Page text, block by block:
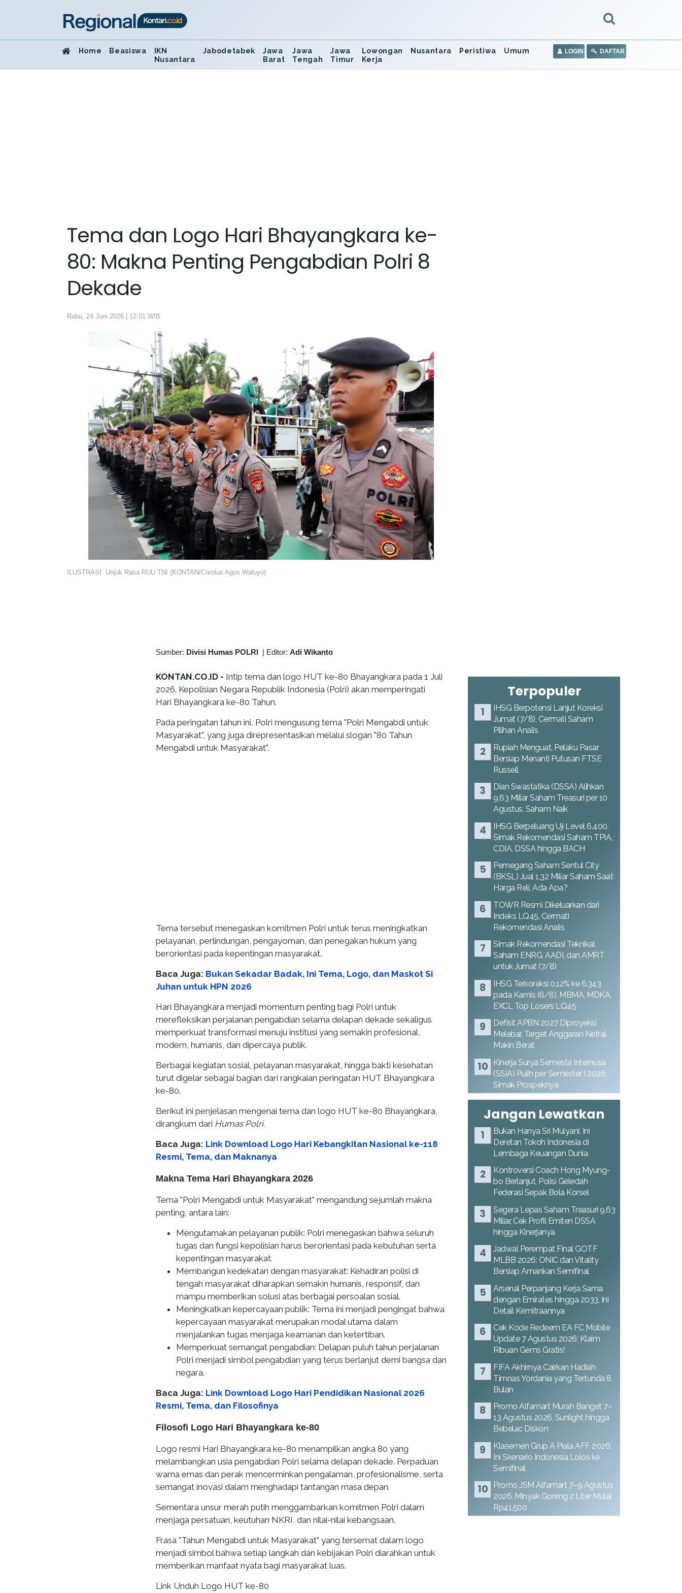
Home Beasiswa
IKN
Nusantara
Jabodetabek
Jawa
Barat
Jawa
Tengah
Jawa
Timur
Lowongan
Kerja
Nusantara Peristiwa Umum LOGIN DAFTAR
Tema dan Logo Hari Bhayangkara ke-
80: Makna Penting Pengabdian Polri 8
Dekade
Rabu, 24 Juni 2026 | 12:01 WIB
ILUSTRASI. Unjuk Rasa RUU TNI (KONTAN/Carolus Agus Waluyo)
Sumber: Divisi Humas POLRI | Editor: Adi Wikanto
KONTAN.CO.ID - Intip tema dan logo HUT ke-80 Bhayangkara pada 1 Juli
2026. Kepolisian Negara Republik Indonesia (Polri) akan memperingati
Hari Bhayangkara ke-80 Tahun.
Pada peringatan tahun ini, Polri mengusung tema "Polri Mengabdi untuk
Masyarakat", yang juga direpresentasikan melalui slogan "80 Tahun
Mengabdi untuk Masyarakat".
Tema tersebut menegaskan komitmen Polri untuk terus meningkatkan
pelayanan, perlindungan, pengayoman, dan penegakan hukum yang
berorientasi pada kepentingan masyarakat.
Baca Juga: Bukan Sekadar Badak, Ini Tema, Logo, dan Maskot Si
Juhan untuk HPN 2026
Hari Bhayangkara menjadi momentum penting bagi Polri untuk
merefleksikan perjalanan pengabdian selama delapan dekade sekaligus
memperkuat transformasi menuju institusi yang semakin profesional,
modern, humanis, dan dipercaya publik.
Berbagai kegiatan sosial, pelayanan masyarakat, hingga bakti kesehatan
turut digelar sebagai bagian dari rangkaian peringatan HUT Bhayangkara
ke-80.
Berikut ini penjelasan mengenai tema dan logo HUT ke-80 Bhayangkara,
dirangkum dari Humas Polri.
Baca Juga: Link Download Logo Hari Kebangkitan Nasional ke-118
Resmi, Tema, dan Maknanya
Makna Tema Hari Bhayangkara 2026
Tema "Polri Mengabdi untuk Masyarakat" mengandung sejumlah makna
penting, antara lain:
Mengutamakan pelayanan publik: Polri menegaskan bahwa seluruh
tugas dan fungsi kepolisian harus berorientasi pada kebutuhan serta
kepentingan masyarakat.
Membangun kedekatan dengan masyarakat: Kehadiran polisi di
tengah masyarakat diharapkan semakin humanis, responsif, dan
mampu memberikan solusi atas berbagai persoalan sosial.
Meningkatkan kepercayaan publik: Tema ini menjadi pengingat bahwa
kepercayaan masyarakat merupakan modal utama dalam
menjalankan tugas menjaga keamanan dan ketertiban.
Memperkuat semangat pengabdian: Delapan puluh tahun perjalanan
Polri menjadi simbol pengabdian yang terus berlanjut demi bangsa dan
negara.
Baca Juga: Link Download Logo Hari Pendidikan Nasional 2026
Resmi, Tema, dan Filosofinya
Filosofi Logo Hari Bhayangkara ke-80
Logo resmi Hari Bhayangkara ke-80 menampilkan angka 80 yang
melambangkan usia pengabdian Polri selama delapan dekade. Perpaduan
warna emas dan perak mencerminkan pengalaman, profesionalisme, serta
semangat inovasi dalam menghadapi tantangan masa depan.
Sementara unsur merah putih menggambarkan komitmen Polri dalam
menjaga persatuan, keutuhan NKRI, dan nilai-nilai kebangsaan.
Frasa "Tahun Mengabdi untuk Masyarakat" yang tersemat dalam logo
menjadi simbol bahwa setiap langkah dan kebijakan Polri diarahkan untuk
memberikan manfaat nyata bagi masyarakat luas.
Link Unduh Logo HUT ke-80
Terpopuler
IHSG Berpotensi Lanjut Koreksi
Jumat (7/8), Cermati Saham
Pilihan Analis
Rupiah Menguat, Pelaku Pasar
Bersiap Menanti Putusan FTSE
Russell
Dian Swastatika (DSSA) Alihkan
9,63 Miliar Saham Treasuri per 10
Agustus, Saham Naik
IHSG Berpeluang Uji Level 6.400,
Simak Rekomendasi Saham TPIA,
CDIA, DSSA hingga BACH
Pemegang Saham Sentul City
(BKSL) Jual 1,32 Miliar Saham Saat
Harga Reli, Ada Apa?
TOWR Resmi Dikeluarkan dari
Indeks LQ45, Cermati
Rekomendasi Analis
Simak Rekomendasi Teknikal
Saham ENRG, AADI, dan AMRT
untuk Jumat (7/8)
IHSG Terkoreksi 0,12% ke 6.343
pada Kamis (6/8), MBMA, MDKA,
EXCL Top Losers LQ45
Defisit APBN 2027 Diproyeksi
Melebar, Target Anggaran Netral
Makin Berat
Kinerja Surya Semesta Internusa
(SSIA) Pulih per Semester I 2026,
Simak Prospeknya
Jangan Lewatkan
Bukan Hanya Sri Mulyani, Ini
Deretan Tokoh Indonesia di
Lembaga Keuangan Dunia
Kontroversi Coach Hong Myung-
bo Berlanjut, Polisi Geledah
Federasi Sepak Bola Korsel
Segera Lepas Saham Treasuri 9,63
Miliar, Cek Profil Emiten DSSA
hingga Kinerjanya
Jadwal Perempat Final GOTF
MLBB 2026: ONIC dan Vitality
Bersiap Amankan Semifinal
Arsenal Perpanjang Kerja Sama
dengan Emirates hingga 2033, Ini
Detail Kemitraannya
Cek Kode Redeem EA FC Mobile
Update 7 Agustus 2026: Klaim
Ribuan Gems Gratis!
FIFA Akhirnya Cairkan Hadiah
Timnas Yordania yang Tertunda 8
Bulan
Promo Alfamart Murah Banget 7–
13 Agustus 2026, Sunlight hingga
Bebelac Diskon
Klasemen Grup A Piala AFF 2026:
Ini Skenario Indonesia Lolos ke
Semifinal
Promo JSM Alfamart 7–9 Agustus
2026, Minyak Goreng 2 Liter Mulai
Rp41.500